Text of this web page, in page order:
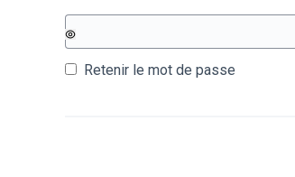
Retenir le mot de passe